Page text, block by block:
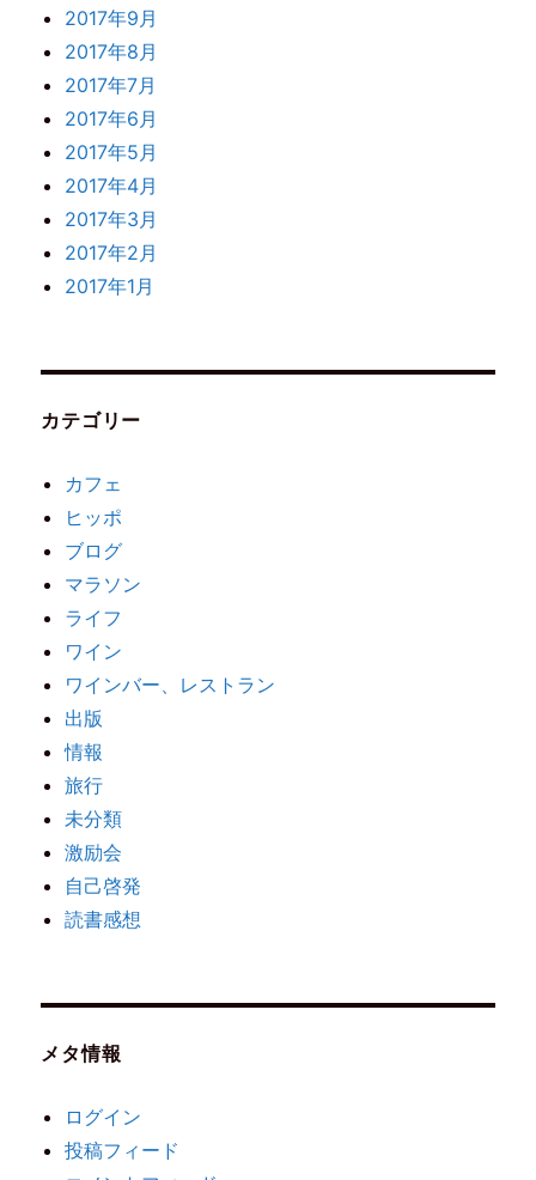
2017年9月
2017年8月
2017年7月
2017年6月
2017年5月
2017年4月
2017年3月
2017年2月
2017年1月
カテゴリー
カフェ
ヒッポ
ブログ
マラソン
ライフ
ワイン
ワインバー、レストラン
出版
情報
旅行
未分類
激励会
自己啓発
読書感想
メタ情報
ログイン
投稿フィード